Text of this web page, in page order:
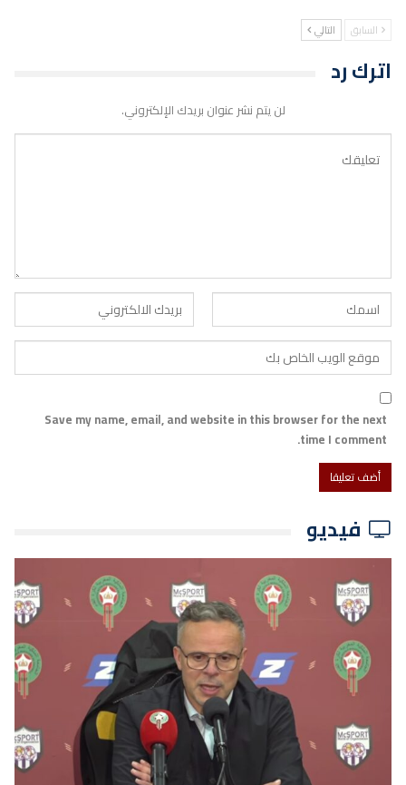
السابق التالي
اترك رد
لن يتم نشر عنوان بريدك الإلكتروني.
Save my name, email, and website in this browser for the next
time I comment.
فيديو